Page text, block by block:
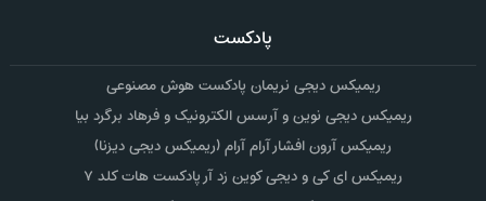
پادکست
ریمیکس دیجی نریمان پادکست هوش مصنوعی
ریمیکس دیجی نوین و آرسس الکترونیک و فرهاد برگرد بیا
ریمیکس آرون افشار آرام آرام (ریمیکس دیجی دیزنا)
ریمیکس ای کی و دیجی کوین زد آر پادکست هات کلد ۷